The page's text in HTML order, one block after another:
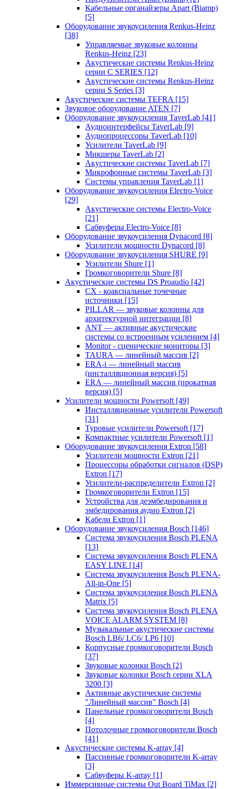
Кабельные органайзеры Apart (Biamp)
[5]
Оборудование звукоусиления Renkus-Heinz
[38]
Управляемые звуковые колонны
Renkus-Heinz [23]
Акустические системы Renkus-Heinz
серии C SERIES [12]
Акустические системы Renkus-Heinz
серии S Series [3]
Акустические системы TEFRA [15]
Звуковое оборудование ATEN [7]
Оборудование звукоусиления TaverLab [41]
Аудиоинтерфейсы TaverLab [9]
Аудиопроцессоры TaverLab [10]
Усилители TaverLab [9]
Микшеры TaverLab [2]
Акустические системы TaverLab [7]
Микрофонные системы TaverLab [3]
Системы управления TaverLab [1]
Оборудование звукоусиления Electro-Voice
[29]
Акустические системы Electro-Voice
[21]
Сабвуферы Electro-Voice [8]
Оборудование звукоусиления Dynacord [8]
Усилители мощности Dynacord [8]
Оборудование звукоусиления SHURE [9]
Усилители Shure [1]
Громкоговорители Shure [8]
Акустические системы DS Proaudio [42]
CX - коаксиальные точечные
источники [15]
PILLAR — звуковые колонны для
архитектурной интеграции [8]
ANT — активные акустические
системы со встроенным усилением [4]
Monitor - сценические мониторы [3]
TAURA — линейный массив [2]
ERA-i — линейный массив
(инсталляционная версия) [5]
ERA — линейный массив (прокатная
версия) [5]
Усилители мощности Powersoft [49]
Инсталляционные усилители Powersoft
[31]
Туровые усилители Powersoft [17]
Компактные усилители Powersoft [1]
Оборудование звукоусиления Extron [58]
Усилители мощности Extron [21]
Процессоры обработки сигналов (DSP)
Extron [17]
Усилители-распределители Extron [2]
Громкоговорители Extron [15]
Устройства для деэмбедирования и
эмбедирования аудио Extron [2]
Кабели Extron [1]
Оборудование звукоусиления Bosch [146]
Система звукоусиления Bosch PLENA
[13]
Система звукоусиления Bosch PLENA
EASY LINE [14]
Система звукоусиления Bosch PLENA-
All-in-One [5]
Система звукоусиления Bosch PLENA
Matrix [5]
Система звукоусиления Bosch PLENA
VOICE ALARM SYSTEM [8]
Музыкальные акустические системы
Bosch LB6/ LC6/ LP6 [10]
Корпусные громкоговорители Bosch
[37]
Звуковые колонки Bosch [2]
Звуковые колонки Bosch серии XLA
3200 [3]
Активные акустические системы
"Линейный массив" Bosch [4]
Панельные громкоговорители Bosch
[4]
Потолочные громкоговорители Bosch
[41]
Акустические системы K-array [4]
Пассивные громкоговорители K-array
[3]
Сабвуферы K-array [1]
Иммерсивные системы Out Board TiMax [2]